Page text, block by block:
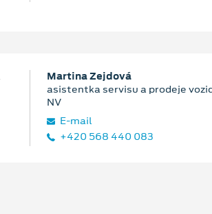
Martina Zejdová
asistentka servisu a prodeje
NV
E‑mail
+420 568 440 083